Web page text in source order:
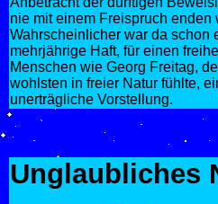
nie mit einem Freispruch enden
Wahrscheinlicher war da schon
mehrjährige Haft, für einen
Menschen wie Georg Freitag,
wohlsten in freier Natur fühlte,
unerträgliche Vorstellung.
Unglaubliches